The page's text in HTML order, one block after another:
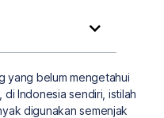
yang belum mengetahui
di Indonesia sendiri, istilah
digunakan semenjak